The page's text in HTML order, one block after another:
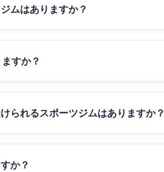
ムはありますか？
すか？
られるスポーツジムはありますか？
か？